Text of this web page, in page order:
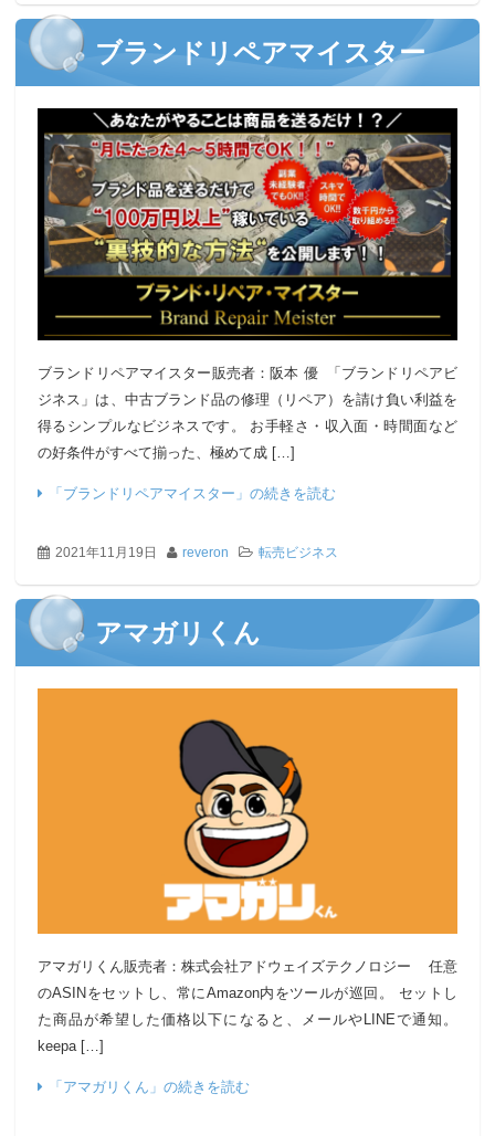
ブランドリペアマイスター
ブランドリペアマイスター販売者：阪本 優 「ブランドリペアビ
ジネス」は、中古ブランド品の修理（リペア）を請け負い利益を
得るシンプルなビジネスです。 お手軽さ・収入面・時間面など
の好条件がすべて揃った、極めて成 […]
「ブランドリペアマイスター」の続きを読む
2021年11月19日 reveron 転売ビジネス
アマガリくん
アマガリくん販売者：株式会社アドウェイズテクノロジー 任意
のASINをセットし、常にAmazon内をツールが巡回。 セットし
た商品が希望した価格以下になると、メールやLINEで通知。
keepa […]
「アマガリくん」の続きを読む